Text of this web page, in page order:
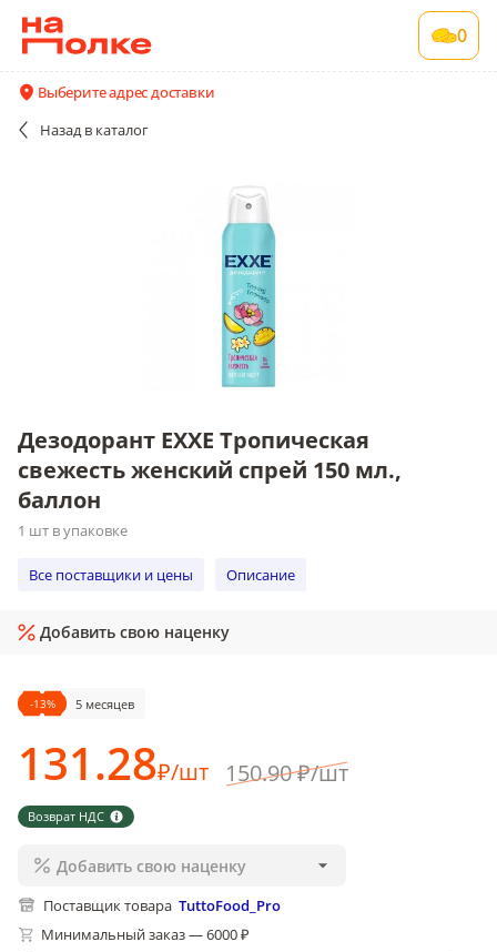
0
Выберите адрес доставки
Назад в каталог
Дезодорант EXXE Тропическая свежесть
женский спрей 150 мл., баллон
Дезодорант EXXE Тропическая
свежесть женский спрей 150 мл.,
баллон
1 шт в упаковке
Все поставщики и цены Описание
Добавить свою наценку
-13% 5 месяцев
131.28₽/шт 150.90₽/шт
Возврат НДС
Добавить свою наценку
Поставщик товара TuttoFood_Pro
Минимальный заказ — 6000 ₽